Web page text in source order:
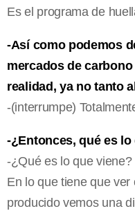
Es el programa de
-Así como podemos
mercados de
realidad, ya no tanto
-(interrumpe)
-¿Entonces, qué es lo
-¿Qué es lo que
En lo que tiene que
producido vemos una